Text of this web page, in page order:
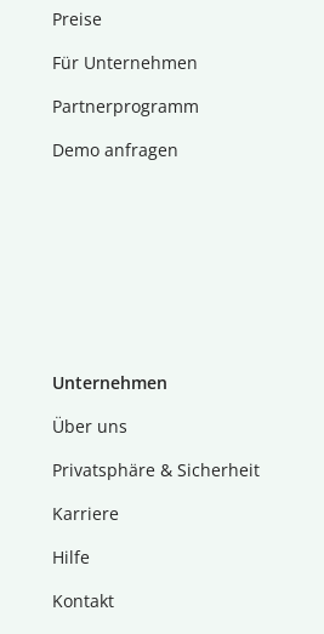
Preise
Für Unternehmen
Partnerprogramm
Demo anfragen
Unternehmen
Über uns
Privatsphäre & Sicherheit
Karriere
Hilfe
Kontakt